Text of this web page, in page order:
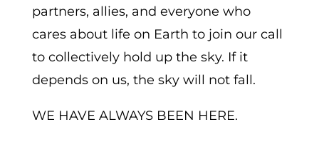
partners, allies, and everyone who
cares about life on Earth to join our call
to collectively hold up the sky. If it
depends on us, the sky will not fall.
WE HAVE ALWAYS BEEN HERE.